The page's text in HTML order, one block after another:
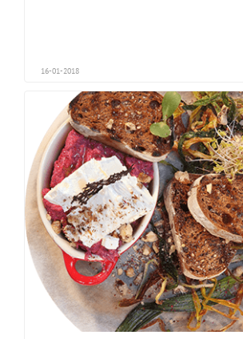
16-01-2018